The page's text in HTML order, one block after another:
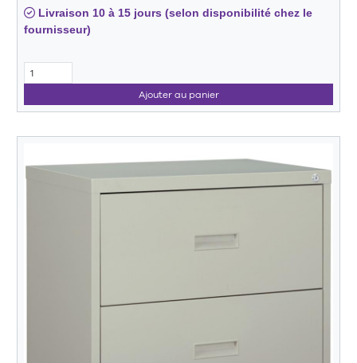
Livraison 10 à 15 jours (selon disponibilité chez le
fournisseur)
Ajouter au panier